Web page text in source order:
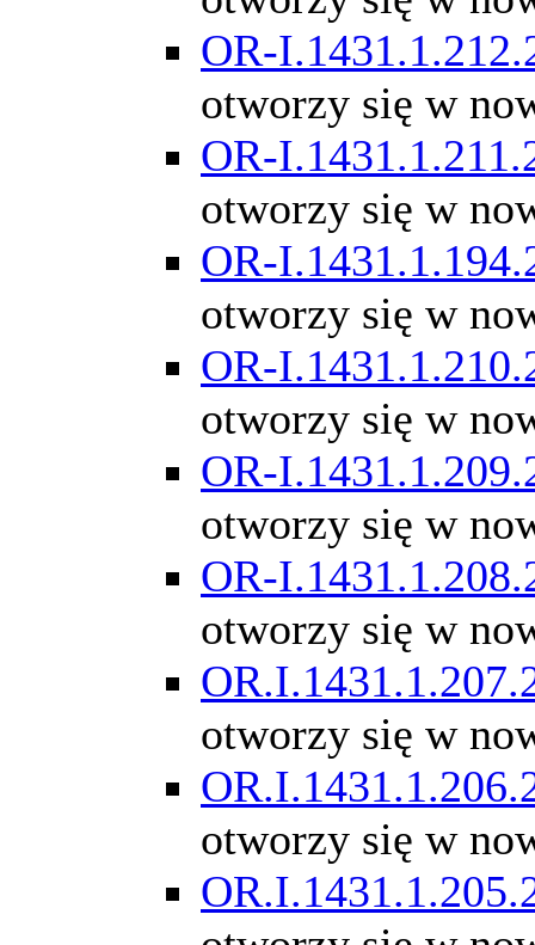
OR-
otworzy się w
OR-
otworzy się w
OR-
otworzy się w
OR-
otworzy się w
OR-
otworzy się w
OR-
otworzy się w
otworzy się w
otworzy się w